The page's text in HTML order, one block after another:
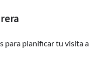
para planificar tu visita a